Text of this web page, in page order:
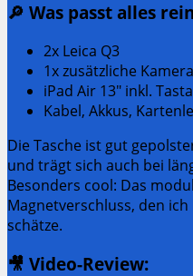
🔎 Was passt alles
2x Leica Q3
1x zusätzliche
iPad Air 13″ inkl.
Kabel, Akkus,
Die Tasche ist gut
und trägt sich auch bei
Besonders cool: Das
Magnetverschluss, den
schätze.
🎥 Video-Review: